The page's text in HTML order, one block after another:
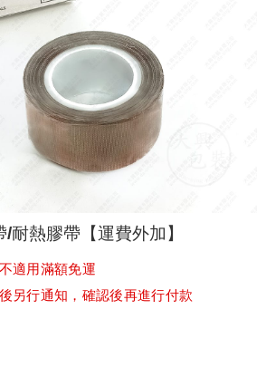
耐熱膠帶【運費外加】
適用滿額免運
另行通知，確認後再進行付款